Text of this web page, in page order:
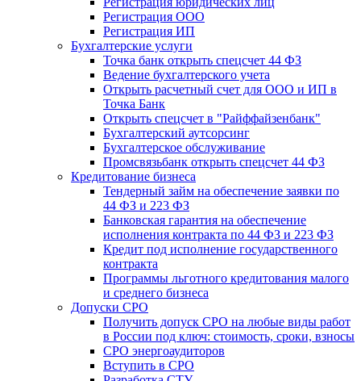
Регистрация ООО
Регистрация ИП
Бухгалтерские услуги
Точка банк открыть спецсчет 44 ФЗ
Ведение бухгалтерского учета
Открыть расчетный счет для ООО и ИП в
Точка Банк
Открыть спецсчет в "Райффайзенбанк"
Бухгалтерский аутсорсинг
Бухгалтерское обслуживание
Промсвязьбанк открыть спецсчет 44 ФЗ
Кредитование бизнеса
Тендерный займ на обеспечение заявки по
44 ФЗ и 223 ФЗ
Банковская гарантия на обеспечение
исполнения контракта по 44 ФЗ и 223 ФЗ
Кредит под исполнение государственного
контракта
Программы льготного кредитования малого
и среднего бизнеса
Допуски СРО
Получить допуск СРО на любые виды работ
в России под ключ: стоимость, сроки, взносы
СРО энергоаудиторов
Вступить в СРО